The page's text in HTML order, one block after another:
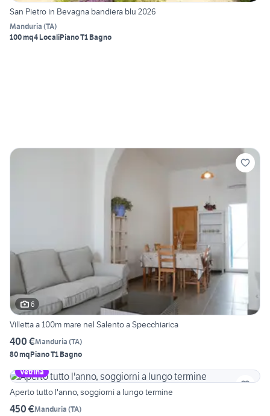
San Pietro in Bevagna bandiera blu 2026
Manduria (TA)
100 mq4 LocaliPiano T1 Bagno
6
Villetta a 100m mare nel Salento a Specchiarica
400 €Manduria (TA)
80 mqPiano T1 Bagno
Vetrina
Aperto tutto l'anno, soggiorni a lungo termine
450 €Manduria (TA)